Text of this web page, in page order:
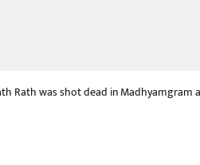
Rath was shot dead in Madhyamgram